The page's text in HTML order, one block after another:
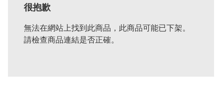
很抱歉
無法在網站上找到此商品，此商品可能已下架。
請檢查商品連結是否正確。